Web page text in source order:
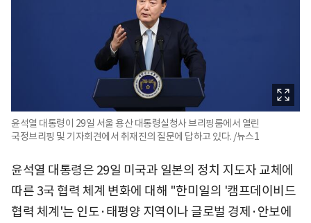
윤석열 대통령이 29일 서울 용산 대통령실청사 브리핑룸에서 열린
국정브리핑 및 기자회견에서 취재진의 질문에 답하고 있다. /뉴스1
윤석열 대통령은 29일 미국과 일본의 정치 지도자 교체에
따른 3국 협력 체계 변화에 대해 "한미일의 '캠프데이비드
협력 체계'는 인도·태평양 지역이나 글로벌 경제·안보에